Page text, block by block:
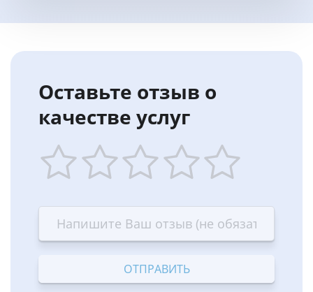
Оставьте отзыв о
качестве услуг
star
Terrible
stars
—
Bad
stars
—
OK
stars
—
Good
stars
—
Excellent